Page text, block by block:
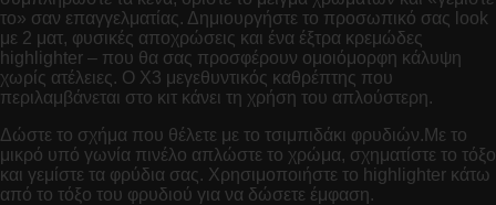
το» σαν επαγγελματίας. Δημιουργήστε το προσωπικό σας look
με 2 ματ, φυσικές αποχρώσεις και ένα έξτρα κρεμώδες
highlighter – που θα σας προσφέρουν ομοιόμορφη κάλυψη
χωρίς ατέλειες. Ο X3 μεγεθυντικός καθρέπτης που
περιλαμβάνεται στο κιτ κάνει τη χρήση του απλούστερη.
Δώστε το σχήμα που θέλετε με το τσιμπιδάκι φρυδιών.Με το
μικρό υπό γωνία πινέλο απλώστε το χρώμα, σχηματίστε το τόξο
και γεμίστε τα φρύδια σας. Χρησιμοποιήστε το highlighter κάτω
από το τόξο του φρυδιού για να δώσετε έμφαση.